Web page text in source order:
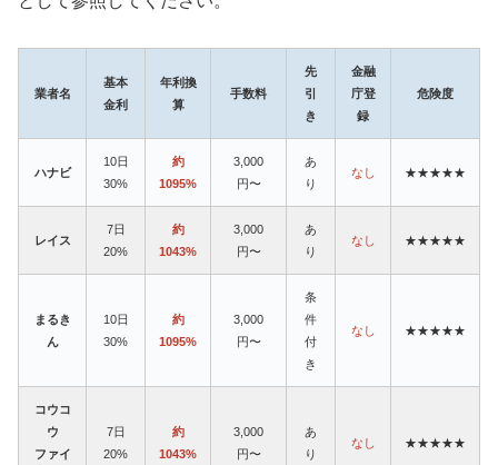
業者名
基本
金利
年利換
算
手数料
先
引
き
金融
庁登
録
危険度
ハナビ
10日
30%
約
1095%
3,000
円〜
あ
り
なし ★★★★★
レイス
7日
20%
約
1043%
3,000
円〜
あ
り
なし ★★★★★
まるき
ん
10日
30%
約
1095%
3,000
円〜
条
件
付
き
なし ★★★★★
コウコ
ウ
ファイ
7日
20%
約
1043%
3,000
円〜
あ
り
なし ★★★★★